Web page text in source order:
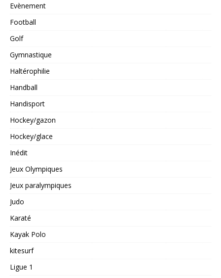
Evènement
Football
Golf
Gymnastique
Haltérophilie
Handball
Handisport
Hockey/gazon
Hockey/glace
Inédit
Jeux Olympiques
Jeux paralympiques
Judo
Karaté
Kayak Polo
kitesurf
Ligue 1